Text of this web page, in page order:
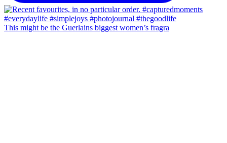
This might be the Guerlains biggest women’s fragra